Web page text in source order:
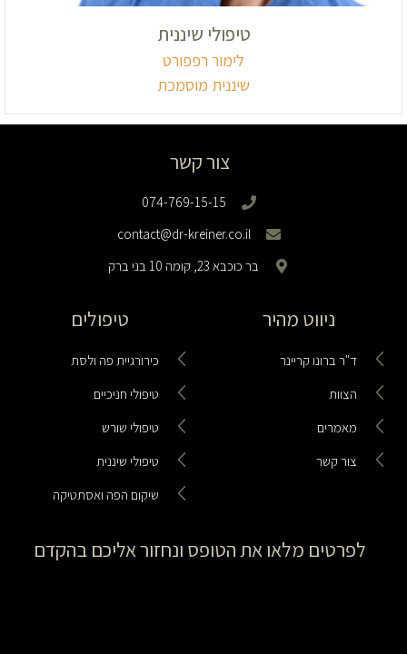
טיפולי שיננית
לימור רפפורט
שיננית מוסמכת
צור קשר
074-769-15-15
contact@dr-kreiner.co.il
בר כוכבא 23, קומה 10 בני ברק
ניווט מהיר
ד"ר ברונו קריינר
הצוות
מאמרים
צור קשר
טיפולים
כירורגיית פה ולסת
טיפולי חניכיים
טיפולי שורש
טיפולי שיננית
שיקום הפה ואסתטיקה
לפרטים מלאו את הטופס ונחזור אליכם בהקדם